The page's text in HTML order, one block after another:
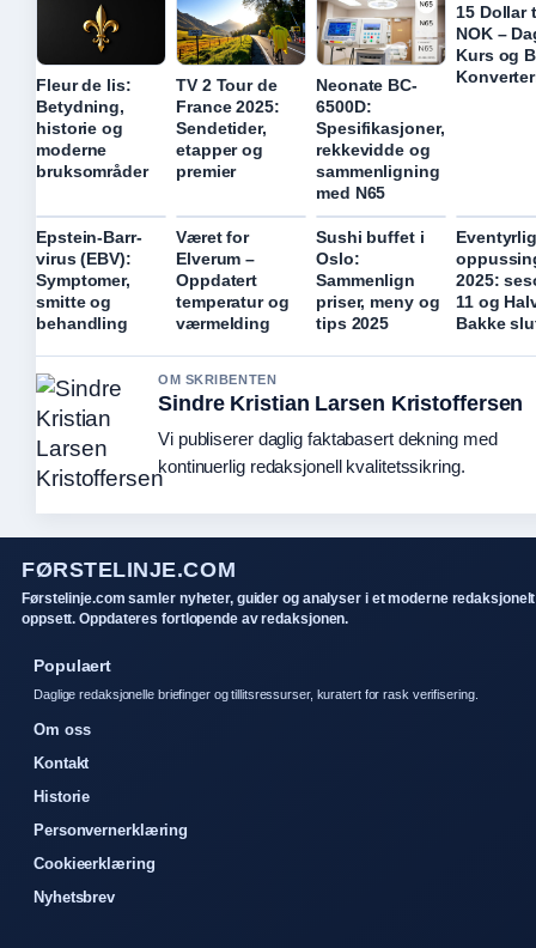
Fleur de lis:
Betydning,
historie og
moderne
bruksområder
TV 2 Tour de
France 2025:
Sendetider,
etapper og
premier
Neonate BC-
6500D:
Spesifikasjoner,
rekkevidde og
sammenligning
med N65
15 Dollar
NOK –
Kurs og
Epstein-Barr-
virus (EBV):
Symptomer,
smitte og
behandling
Været for
Elverum –
Oppdatert
temperatur og
værmelding
Sushi buffet i
Oslo:
Sammenlign
priser, meny og
tips 2025
2025:
11 og
Bakke
OM SKRIBENTEN
Sindre Kristian Larsen Kristoffersen
Vi publiserer daglig faktabasert dekning med
kontinuerlig redaksjonell kvalitetssikring.
FØRSTELINJE.COM
Førstelinje.com samler nyheter, guider og analyser i et moderne redaksjonelt
oppsett. Oppdateres fortlopende av redaksjonen.
Populaert
Daglige redaksjonelle briefinger og tillitsressurser, kuratert for rask verifisering.
Om oss
Kontakt
Historie
Personvernerklæring
Cookieerklæring
Nyhetsbrev